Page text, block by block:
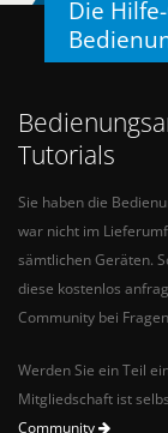
Die
Tutorials
Sie haben die
war nicht im
sämtlichen Geräten.
diese kostenlos
Community bei
Werden Sie ein Teil
Mitgliedschaft ist
Community